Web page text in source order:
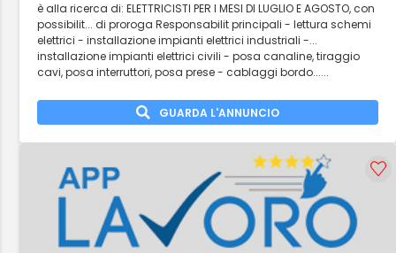
è alla ricerca di: ELETTRICISTI PER I MESI DI LUGLIO E AGOSTO, con
possibilit... di proroga Responsabilit principali - lettura schemi
elettrici - installazione impianti elettrici industriali -...
installazione impianti elettrici civili - posa canaline, tiraggio
cavi, posa interruttori, posa prese - cablaggi bordo......
GUARDA L'ANNUNCIO